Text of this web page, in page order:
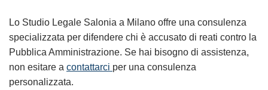
Lo Studio Legale Salonia a Milano offre una consulenza
specializzata per difendere chi è accusato di reati contro la
Pubblica Amministrazione. Se hai bisogno di assistenza,
non esitare a contattarci per una consulenza
personalizzata.